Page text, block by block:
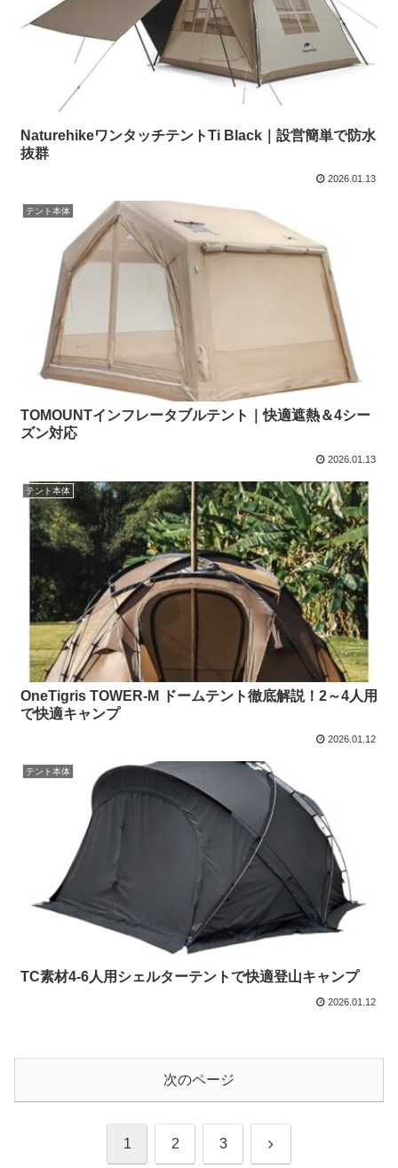
NaturehikeワンタッチテントTi Black｜設営簡単で防水
抜群
2026.01.13
テント本体
TOMOUNTインフレータブルテント｜快適遮熱＆4シー
ズン対応
2026.01.13
テント本体
OneTigris TOWER-M ドームテント徹底解説！2～4人用
で快適キャンプ
2026.01.12
テント本体
TC素材4-6人用シェルターテントで快適登山キャンプ
2026.01.12
次のページ
1 2 3 次